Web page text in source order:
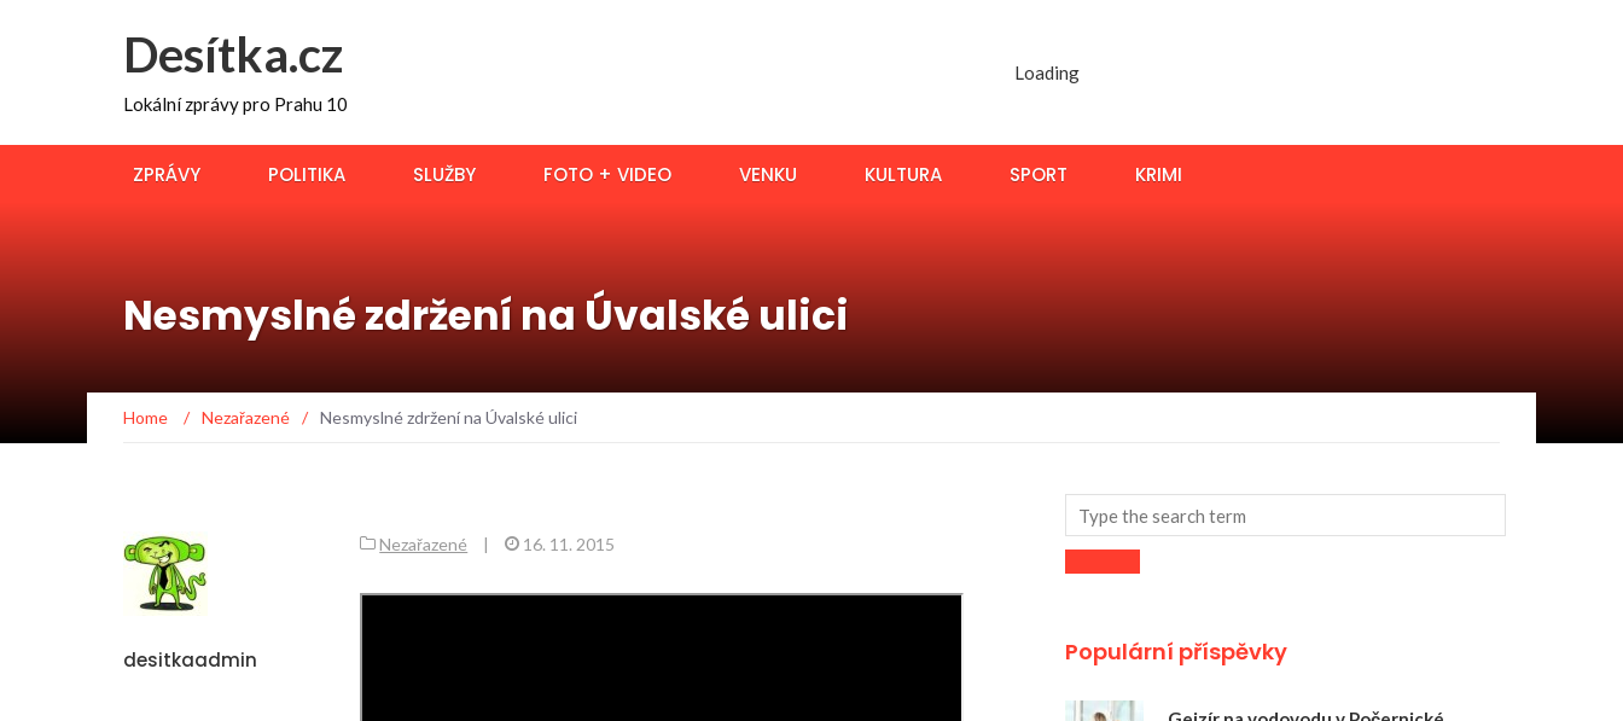
Desítka.cz
Lokální zprávy pro Prahu 10
Loading
ZPRÁVY POLITIKA SLUŽBY FOTO + VIDEO VENKU KULTURA SPORT KRIMI
Nesmyslné zdržení na Úvalské ulici
Home / Nezařazené / Nesmyslné zdržení na Úvalské ulici
desitkaadmin
Nezařazené | 16. 11. 2015
Populární příspěvky